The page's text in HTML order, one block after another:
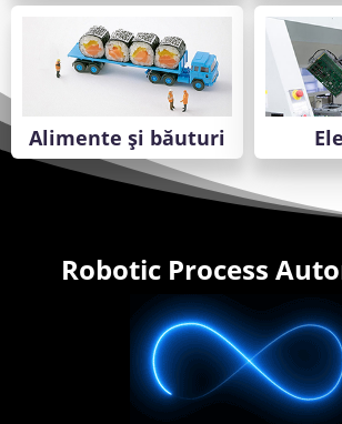
Alimente și băuturi
Robotic Process